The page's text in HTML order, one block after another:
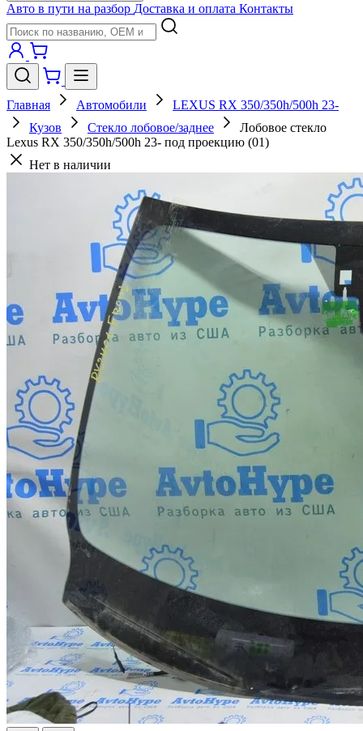
Авто в пути на разбор Доставка и оплата Контакты
Главная Автомобили
LEXUS RX 350/350h/500h 23-
Кузов
Стекло лобовое/заднее
Лобовое стекло
Lexus RX 350/350h/500h 23- под проекцию (01)
Нет в наличии